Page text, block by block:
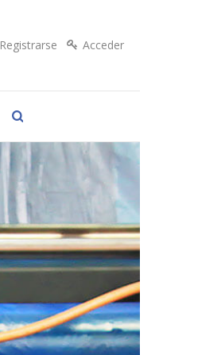
Registrarse Acceder